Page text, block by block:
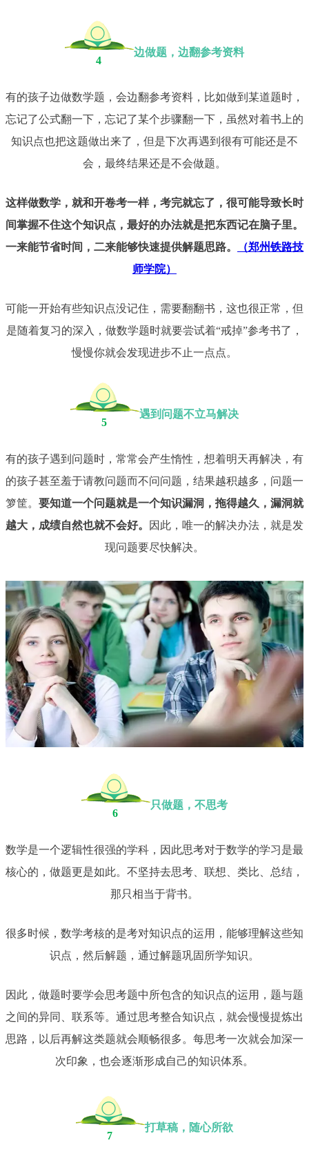
4
边做题，边翻参考资料
有的孩子边做数学题，会边翻参考资料，比如做到某道题时，
忘记了公式翻一下，忘记了某个步骤翻一下，虽然对着书上的
知识点也把这题做出来了，但是下次再遇到很有可能还是不
会，最终结果还是不会做题。
这样做数学，就和开卷考一样，考完就忘了，很可能导致长时
间掌握不住这个知识点，最好的办法就是把东西记在脑子里。
一来能节省时间，二来能够快速提供解题思路。
（郑州铁路技
师学院）
可能一开始有些知识点没记住，需要翻翻书，这也很正常，但
是随着复习的深入，做数学题时就要尝试着“戒掉”参考书了，
慢慢你就会发现进步不止一点点。
5
遇到问题不立马解决
有的孩子遇到问题时，常常会产生惰性，想着明天再解决，有
的孩子甚至羞于请教问题而不问问题，结果越积越多，问题一
箩筐。 要知道一个问题就是一个知识漏洞，拖得越久，漏洞就
越大，成绩自然也就不会好。
因此，唯一的解决办法，就是发
现问题要尽快解决。
6
只做题，不思考
数学是一个逻辑性很强的学科，因此思考对于数学的学习是最
核心的，做题更是如此。不坚持去思考、联想、类比、总结，
那只相当于背书。
很多时候，数学考核的是考对知识点的运用，能够理解这些知
识点，然后解题，通过解题巩固所学知识。
因此，做题时要学会思考题中所包含的知识点的运用，题与题
之间的异同、联系等。通过思考整合知识点，就会慢慢提炼出
思路，以后再解这类题就会顺畅很多。每思考一次就会加深一
次印象，也会逐渐形成自己的知识体系。
7
打草稿，随心所欲